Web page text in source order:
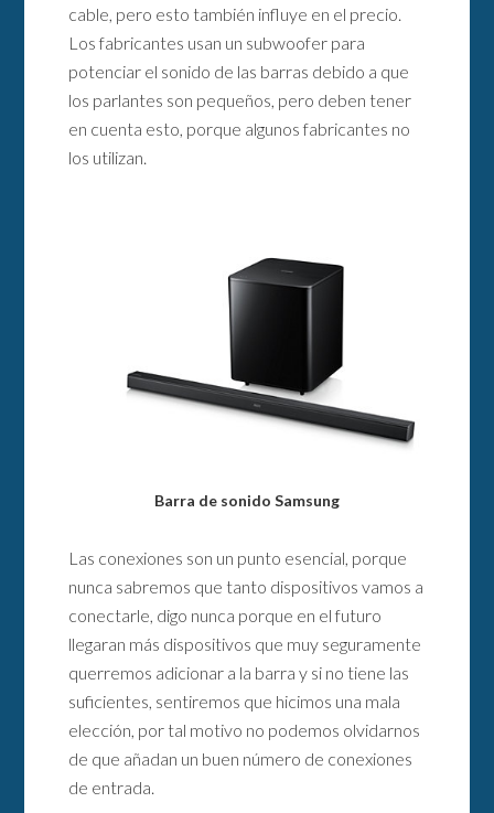
cable, pero esto también influye en el precio.
Los fabricantes usan un subwoofer para
potenciar el sonido de las barras debido a que
los parlantes son pequeños, pero deben tener
en cuenta esto, porque algunos fabricantes no
los utilizan.
Barra de sonido Samsung
Las conexiones son un punto esencial, porque
nunca sabremos que tanto dispositivos vamos a
conectarle, digo nunca porque en el futuro
llegaran más dispositivos que muy seguramente
querremos adicionar a la barra y si no tiene las
suficientes, sentiremos que hicimos una mala
elección, por tal motivo no podemos olvidarnos
de que añadan un buen número de conexiones
de entrada.